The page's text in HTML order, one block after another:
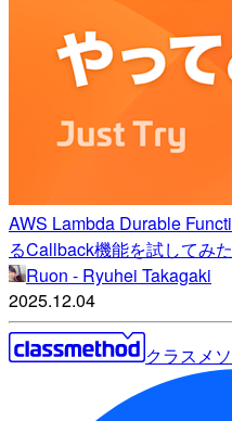
AWS Lambda Durable
るCallback機能を試してみ
Ruon - Ryuhei Takagaki
2025.12.04
クラスメ